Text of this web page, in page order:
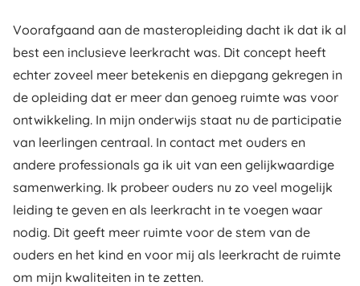
Voorafgaand aan de masteropleiding dacht ik dat ik al
best een inclusieve leerkracht was. Dit concept heeft
echter zoveel meer betekenis en diepgang gekregen in
de opleiding dat er meer dan genoeg ruimte was voor
ontwikkeling. In mijn onderwijs staat nu de participatie
van leerlingen centraal. In contact met ouders en
andere professionals ga ik uit van een gelijkwaardige
samenwerking. Ik probeer ouders nu zo veel mogelijk
leiding te geven en als leerkracht in te voegen waar
nodig. Dit geeft meer ruimte voor de stem van de
ouders en het kind en voor mij als leerkracht de ruimte
om mijn kwaliteiten in te zetten.